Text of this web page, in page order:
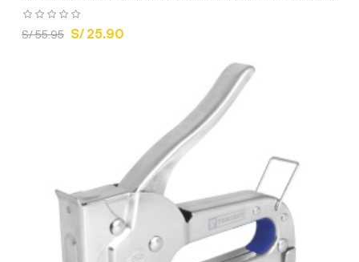
S/ 55.95 S/ 25.90